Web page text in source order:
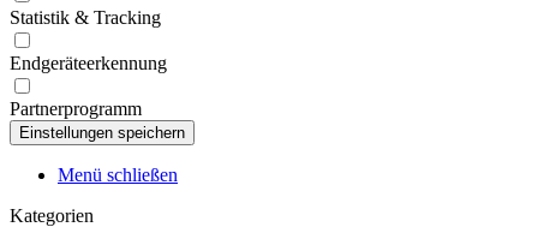
Statistik & Tracking
Endgeräteerkennung
Partnerprogramm
Menü schließen
Kategorien